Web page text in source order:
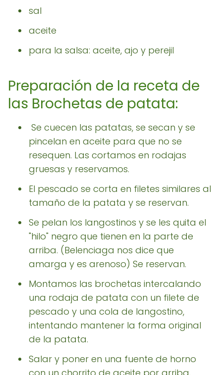
sal
aceite
para la salsa: aceite, ajo y perejil
Preparación de la receta de
las Brochetas de patata:
Se cuecen las patatas, se secan y se
pincelan en aceite para que no se
resequen. Las cortamos en rodajas
gruesas y reservamos.
El pescado se corta en filetes similares al
tamaño de la patata y se reservan.
Se pelan los langostinos y se les quita el
"hilo" negro que tienen en la parte de
arriba. (Belenciaga nos dice que
amarga y es arenoso) Se reservan.
Montamos las brochetas intercalando
una rodaja de patata con un filete de
pescado y una cola de langostino,
intentando mantener la forma original
de la patata.
Salar y poner en una fuente de horno